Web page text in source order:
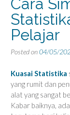
Cara
Pelajar
Posted on04/05/
Kuasai Statistika
yang rumit dan
alat yang sangat
Kabar baiknya,